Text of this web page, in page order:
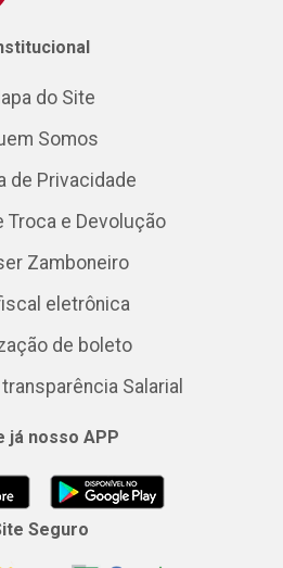
do Site
Somos
de Privacidade
Troca e Devolução
Zamboneiro
eletrônica
de boleto
Salarial
já nosso APP
Seguro